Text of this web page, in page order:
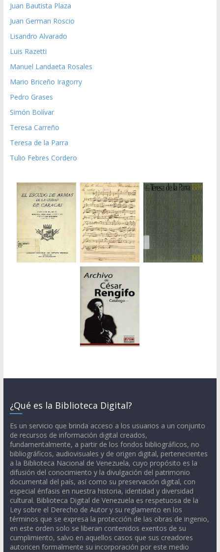
Juan Bautista Plaza
Juan German Roscio
Lisandro Alvarado
Luis Razetti
Manuel Landaeta Rosales
Mario Briceño Iragorry
Pedro Grases
Simón Bolívar
Teresa Carreño
Teresa de la Parra
Tulio Febres Cordero
¿Qué es la Biblioteca Digital?
Es un servicio que brinda acceso a los usuarios a un conjunto
de recursos de información digital creados,
fundamentalmente, a partir de los fondos bibliográficos, no
bibliográficos, audiovisuales y de origen digital, pertenecientes
a la Biblioteca Nacional de Venezuela, cuyo propósito es la
difusión del conocimiento y la divulgación del patrimonio
documental del país, así como su preservación digital, con
especial énfasis en nuestra historia, identidad y diversidad
cultural. Biblioteca Digital de Venezuela es respetuosa de la
Ley sobre el Derecho de Autor y su reglamento en los
términos que se expresa la protección de las obras de ingenio,
en este orden solo se liberan contenidos exentos de su
cumplimiento, salvo en aquellos casos que sus creadores
autoricen formalmente su incorporación por este medio